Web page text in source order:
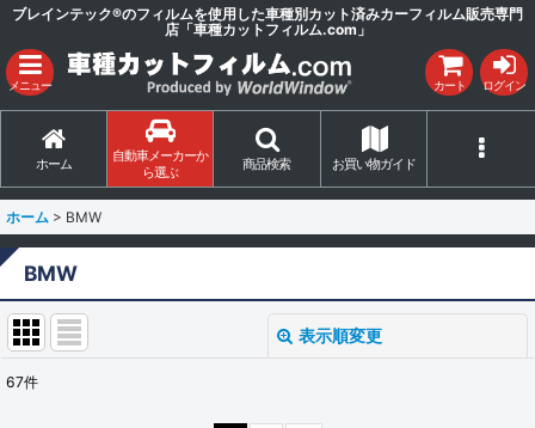
ブレインテック®のフィルムを使用した車種別カット済みカーフィルム販売専門
店「車種カットフィルム.com」
メニュー カート ログイン
ホーム
自動車メーカーか
ら選ぶ
商品検索 お買い物ガイド
ホーム > BMW
BMW
表示順変更
67件